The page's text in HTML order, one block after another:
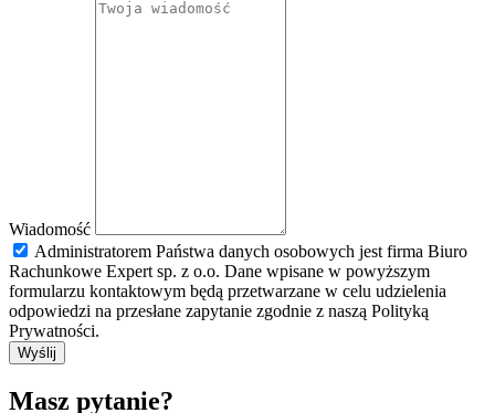
Wiadomość
Administratorem Państwa danych osobowych jest firma Biuro
Rachunkowe Expert sp. z o.o. Dane wpisane w powyższym
formularzu kontaktowym będą przetwarzane w celu udzielenia
odpowiedzi na przesłane zapytanie zgodnie z naszą Polityką
Prywatności.
Wyślij
Masz pytanie?